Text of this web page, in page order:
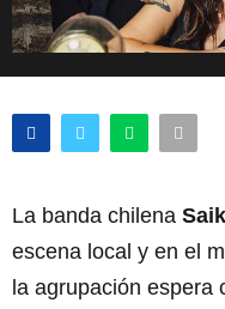
La banda chilena
escena local y en el
la agrupación espera